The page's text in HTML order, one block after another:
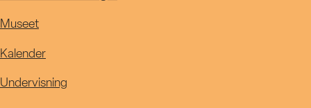
MUSEET
Museet
Kalender
Undervisning